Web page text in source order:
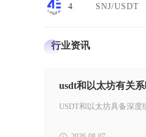
4E SNJ/USDT
行业资讯
usdt和以太坊有关